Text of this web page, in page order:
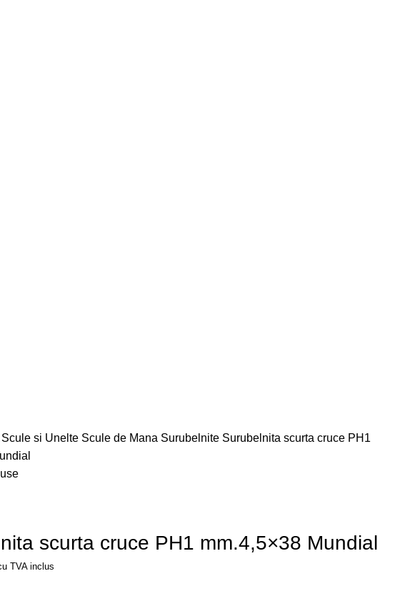
Scule si Unelte Scule de Mana Surubelnite Surubelnita scurta cruce PH1
scurta cruce PH1 mm.4,5×38 Mundial
TVA inclus